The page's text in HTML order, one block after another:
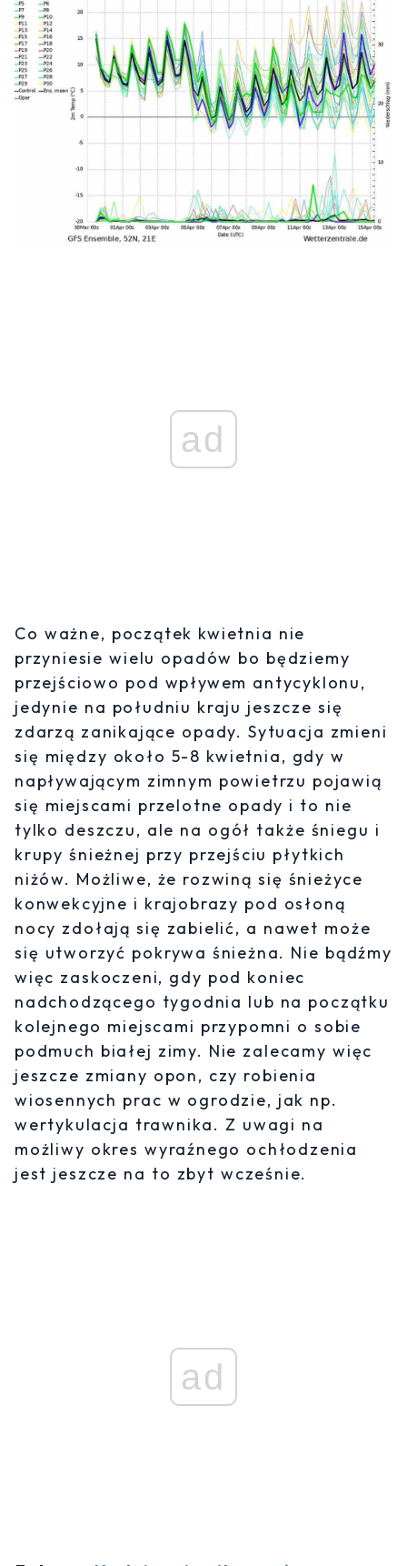
ad
Co ważne, początek kwietnia nie
przyniesie wielu opadów bo będziemy
przejściowo pod wpływem antycyklonu,
jedynie na południu kraju jeszcze się
zdarzą zanikające opady. Sytuacja zmieni
się między około 5-8 kwietnia, gdy w
napływającym zimnym powietrzu pojawią
się miejscami przelotne opady i to nie
tylko deszczu, ale na ogół także śniegu i
krupy śnieżnej przy przejściu płytkich
niżów. Możliwe, że rozwiną się śnieżyce
konwekcyjne i krajobrazy pod osłoną
nocy zdołają się zabielić, a nawet może
się utworzyć pokrywa śnieżna. Nie bądźmy
więc zaskoczeni, gdy pod koniec
nadchodzącego tygodnia lub na początku
kolejnego miejscami przypomni o sobie
podmuch białej zimy. Nie zalecamy więc
jeszcze zmiany opon, czy robienia
wiosennych prac w ogrodzie, jak np.
wertykulacja trawnika. Z uwagi na
możliwy okres wyraźnego ochłodzenia
jest jeszcze na to zbyt wcześnie.
ad